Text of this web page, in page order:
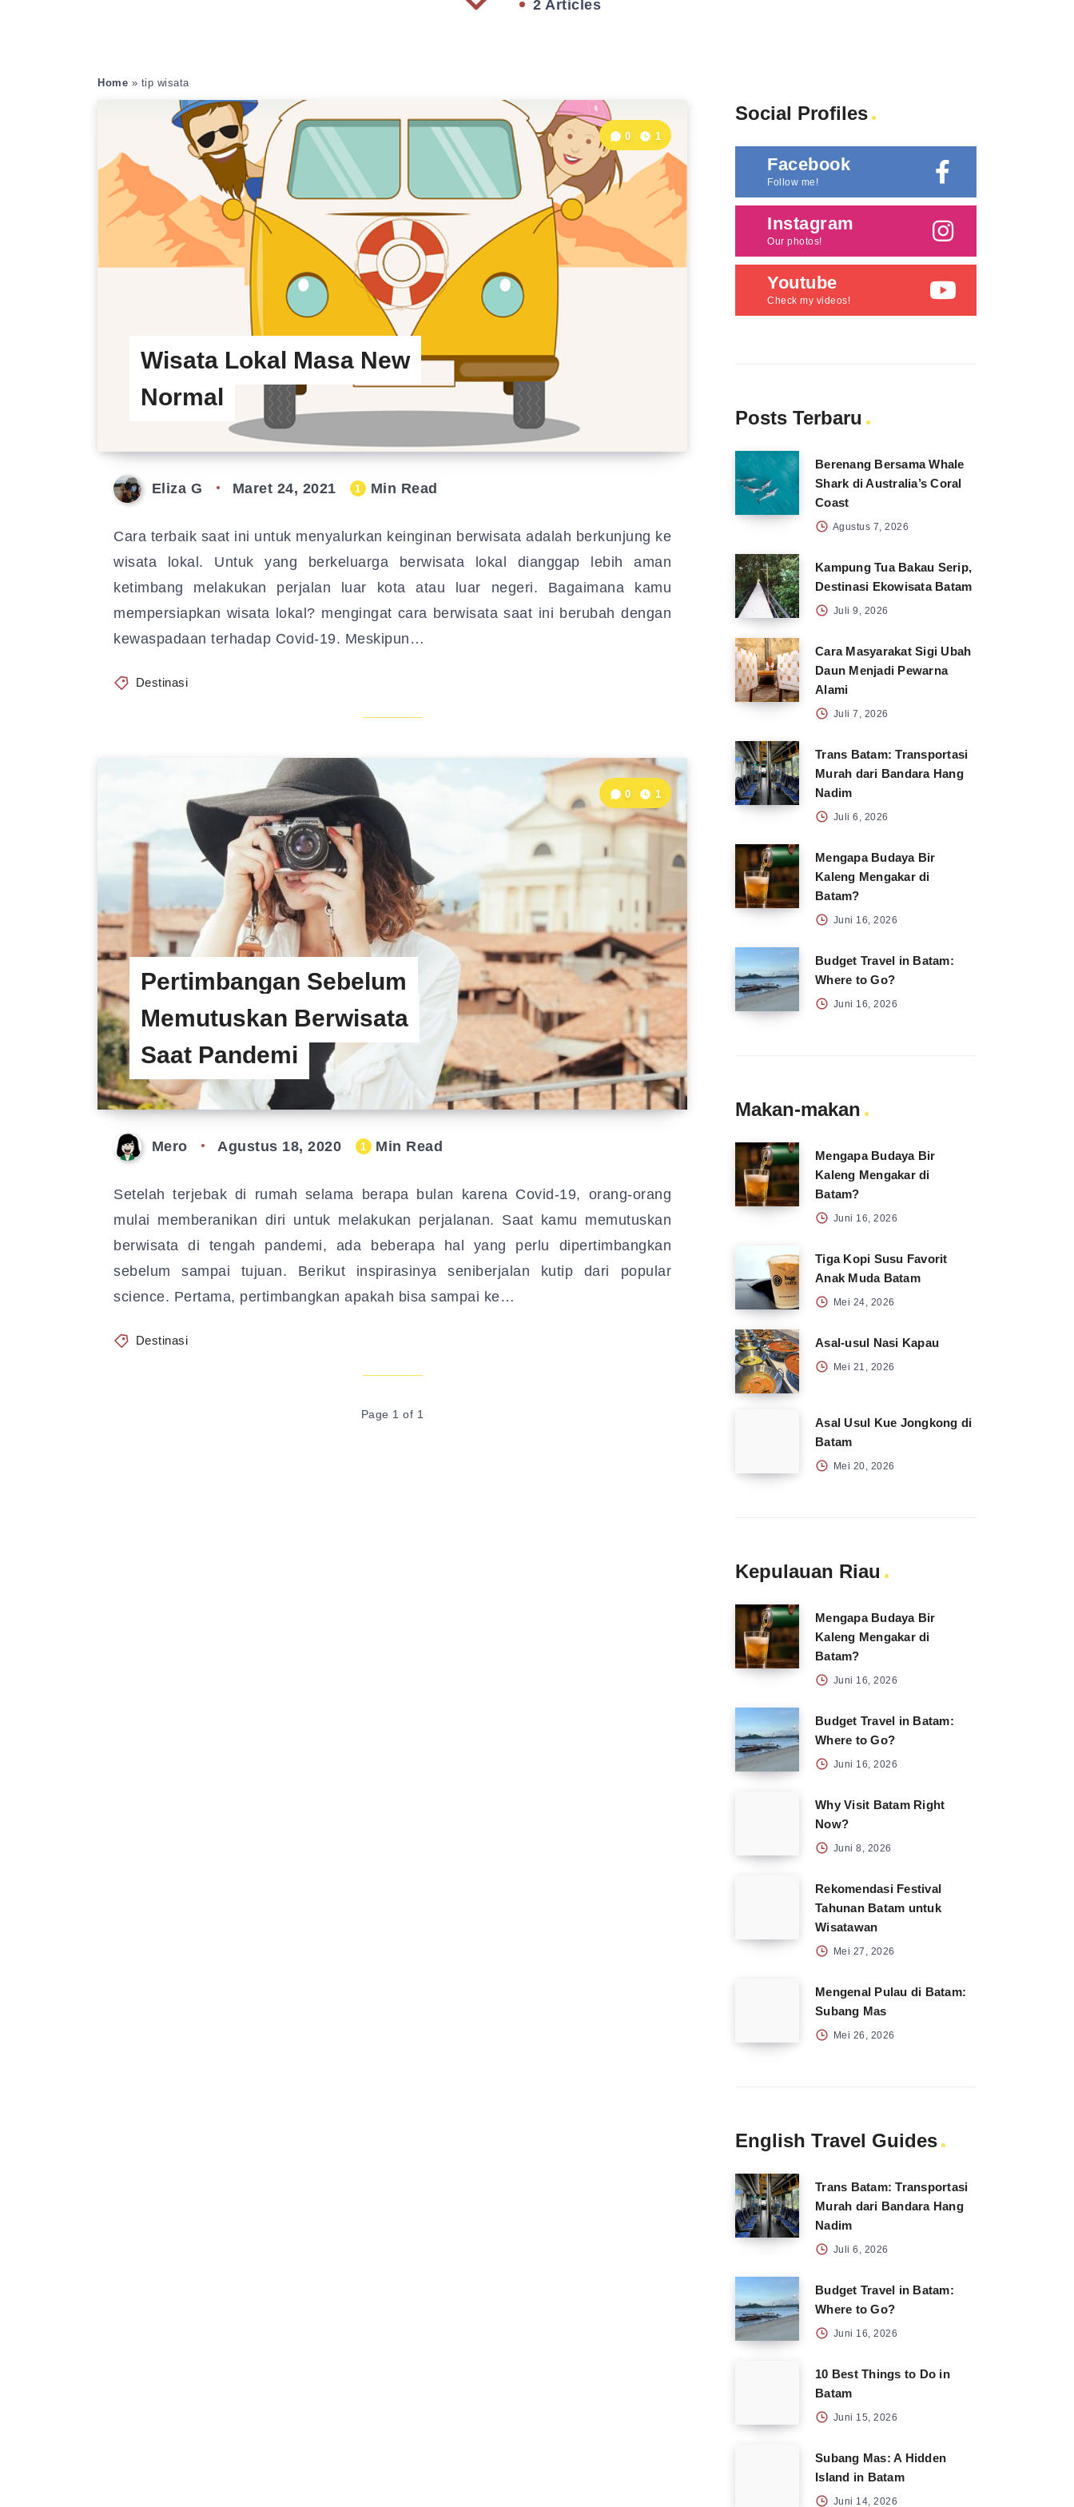
2 Articles
Home » tip wisata
Wisata Lokal Masa New
Normal
0 1
Eliza G Maret 24, 2021 1 Min Read
Cara terbaik saat ini untuk menyalurkan keinginan berwisata adalah berkunjung ke
wisata lokal. Untuk yang berkeluarga berwisata lokal dianggap lebih aman
ketimbang melakukan perjalan luar kota atau luar negeri. Bagaimana kamu
mempersiapkan wisata lokal? mengingat cara berwisata saat ini berubah dengan
kewaspadaan terhadap Covid-19. Meskipun…
Destinasi
Pertimbangan Sebelum
Memutuskan Berwisata
Saat Pandemi
0 1
Mero Agustus 18, 2020 1 Min Read
Setelah terjebak di rumah selama berapa bulan karena Covid-19, orang-orang
mulai memberanikan diri untuk melakukan perjalanan. Saat kamu memutuskan
berwisata di tengah pandemi, ada beberapa hal yang perlu dipertimbangkan
sebelum sampai tujuan. Berikut inspirasinya seniberjalan kutip dari popular
science. Pertama, pertimbangkan apakah bisa sampai ke…
Destinasi
Page 1 of 1
Social Profiles
Facebook
Follow me!
Instagram
Our photos!
Youtube
Check my videos!
Posts Terbaru
Berenang Bersama Whale
Shark di Australia’s Coral
Coast
Agustus 7, 2026
Kampung Tua Bakau Serip,
Destinasi Ekowisata Batam
Juli 9, 2026
Cara Masyarakat Sigi Ubah
Daun Menjadi Pewarna
Alami
Juli 7, 2026
Trans Batam: Transportasi
Murah dari Bandara Hang
Nadim
Juli 6, 2026
Mengapa Budaya Bir
Kaleng Mengakar di
Batam?
Juni 16, 2026
Budget Travel in Batam:
Where to Go?
Juni 16, 2026
Makan-makan
Mengapa Budaya Bir
Kaleng Mengakar di
Batam?
Juni 16, 2026
Tiga Kopi Susu Favorit
Anak Muda Batam
Mei 24, 2026
Asal-usul Nasi Kapau
Mei 21, 2026
Asal Usul Kue Jongkong di
Batam
Mei 20, 2026
Kepulauan Riau
Mengapa Budaya Bir
Kaleng Mengakar di
Batam?
Juni 16, 2026
Budget Travel in Batam:
Where to Go?
Juni 16, 2026
Why Visit Batam Right
Now?
Juni 8, 2026
Rekomendasi Festival
Tahunan Batam untuk
Wisatawan
Mei 27, 2026
Mengenal Pulau di Batam:
Subang Mas
Mei 26, 2026
English Travel Guides
Trans Batam: Transportasi
Murah dari Bandara Hang
Nadim
Juli 6, 2026
Budget Travel in Batam:
Where to Go?
Juni 16, 2026
10 Best Things to Do in
Batam
Juni 15, 2026
Subang Mas: A Hidden
Island in Batam
Juni 14, 2026